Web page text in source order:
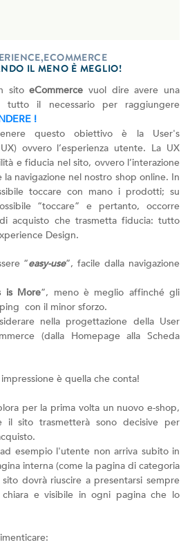
IL MENO È MEGLIO!
sitoeCommerce vuol dire avere una
tutto il necessario per raggiungere
!
questo obiettivo è la User's
ovvero l’esperienza utente. La UX
e fiducia nel sito, ovvero l’interazione
navigazione nel nostro shop online. In
toccare con mano i prodotti; su
“toccare” e pertanto, occorre
di acquisto che trasmetta fiducia: tutto
Design.
“easy-use”, facile dalla navigazione
is More”, meno è meglio affinché gli
con il minor sforzo.
nella progettazione della User
(dalla Homepage alla Scheda
è quella che conta!
per la prima volta un nuovo e-shop,
il sito trasmetterà sono decisive per
esempio l'utente non arriva subito in
interna (come la pagina di categoria
dovrà riuscire a presentarsi sempre
e visibile in ogni pagina che lo